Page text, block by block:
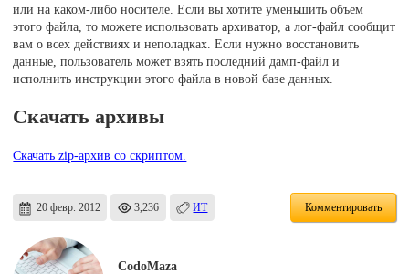
или на каком-либо носителе. Если вы хотите уменьшить объем
этого файла, то можете использовать архиватор, а лог-файл сообщит
вам о всех действиях и неполадках. Если нужно восстановить
данные, пользователь может взять последний дамп-файл и
исполнить инструкции этого файла в новой базе данных.
Скачать архивы
Скачать zip-архив со скриптом.
20 февр. 2012 3,236 ИТ Комментировать
CodoMaza